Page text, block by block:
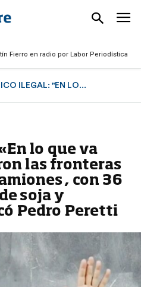
en radio por Labor Periodística
ILEGAL: "EN LO...
lo que va
las fronteras
, con 36
soja y
Pedro Peretti